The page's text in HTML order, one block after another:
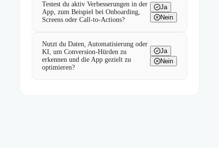
Testest du aktiv Verbesserungen in der
App, zum Beispiel bei Onboarding,
Screens oder Call-to-Actions?
Ja
Nein
Nutzt du Daten, Automatisierung oder
KI, um Conversion-Hürden zu
erkennen und die App gezielt zu
optimieren?
Ja
Nein